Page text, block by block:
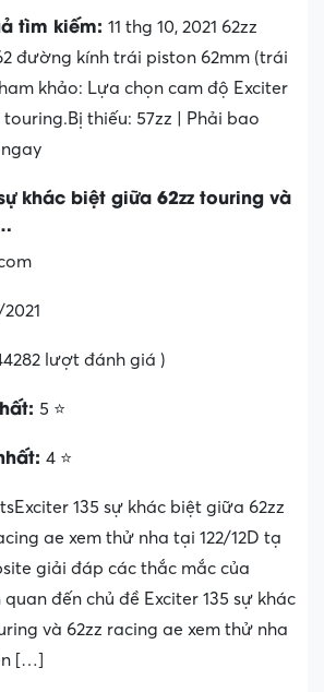
tìm kiếm: 11 thg 10, 2021 62zz
đường kính trái piston 62mm (trái
khảo: Lựa chọn cam độ Exciter
touring.Bị thiếu: 57zz ‎| Phải bao
khác biệt giữa 62zz touring và
lượt đánh giá )
5 ⭐
4 ⭐
135 sự khác biệt giữa 62zz
ae xem thử nha tại 122/12D tạ
giải đáp các thắc mắc của
đến chủ đề Exciter 135 sự khác
và 62zz racing ae xem thử nha
[…]